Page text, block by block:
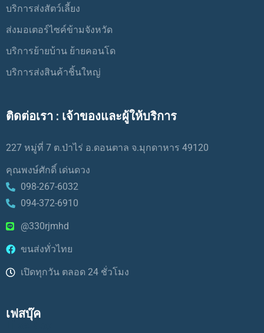
บริการส่งสัตว์เลี้ยง
ส่งมอเตอร์ไซค์ข้ามจังหวัด
บริการย้ายบ้าน ย้ายคอนโด
บริการส่งสินค้าชิ้นใหญ่
ติดต่อเรา : เจ้าของและผู้ให้บริการ
227 หมู่ที่ 7 ต.ป่าไร่ อ.ดอนตาล จ.มุกดาหาร 49120
คุณพงษ์ศักดิ์ เด่นดวง
098-267-6032
094-372-6910
@330rjmhd
ขนส่งทั่วไทย
เปิดทุกวัน ตลอด 24 ชั่วโมง
เฟสบุ๊ค
LikeBox